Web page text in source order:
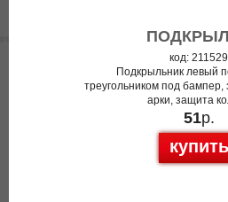
код: 211529
Подкрыльник левый
треугольником под бампер,
арки, защита
51р.
купить